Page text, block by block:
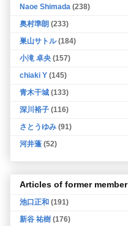
Naoe Shimada (238)
奥村準朗 (233)
巣山サトル (184)
小滝 卓央 (157)
chiaki Y (145)
青木干城 (133)
深川裕子 (116)
さとうゆみ (91)
河井蓬 (52)
Articles of former member
池口正和 (191)
新谷 祐樹 (176)